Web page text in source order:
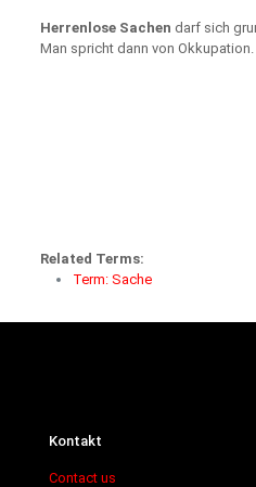
Herrenlose Sachen darf sich
Man spricht dann von Okkupation.
Related Terms:
Term: Sache
Kontakt
Contact us